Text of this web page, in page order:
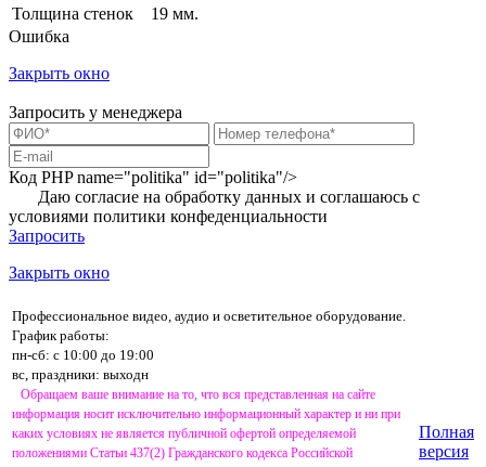
Толщина стенок
19 мм.
Ошибка
Закрыть окно
Запросить у менеджера
Код PHPname="politika" id="politika"/>
Даю согласие на обработку данных и соглашаюсь с
условиями политики конфеденциальности
Запросить
Закрыть окно
Профессиональное видео, аудио и осветительное оборудование.
График работы:
пн-сб: с 10:00 до 19:00
вс, праздники: выходн
Обращаем ваше внимание на то, что вся представленная на сайте
информация носит исключительно информационный характер и ни при
каких условиях не является публичной офертой определяемой
положениями Статьи 437(2) Гражданского кодекса Российской
Полная
версия